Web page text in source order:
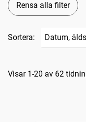
Rensa alla filter
Sortera:
Visar 1-20 av 62